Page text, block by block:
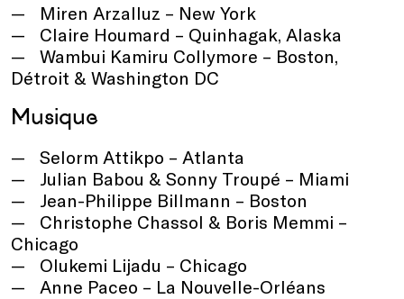
Miren Arzalluz – New York
Claire Houmard – Quinhagak, Alaska
Wambui Kamiru Collymore – Boston,
Détroit & Washington DC
Musique
Selorm Attikpo – Atlanta
Julian Babou & Sonny Troupé – Miami
Jean-Philippe Billmann – Boston
Christophe Chassol & Boris Memmi –
Chicago
Olukemi Lijadu – Chicago
Anne Paceo – La Nouvelle-Orléans